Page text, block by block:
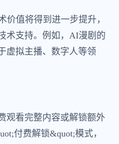
价值将得到进一步提升，
术支持。例如，AI漫剧的
虚拟主播、数字人等领
观看完整内容或解锁额外
付费解锁&quot;模式，